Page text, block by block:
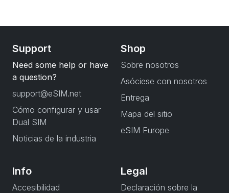
Support
Need some help or have
a question?
support@eSIM.net
Cómo configurar y usar
Dual SIM
Noticias de la industria
Shop
Sobre nosotros
Asóciese con nosotros
Entrega
Mapa del sitio
eSIM Europe
Info
Accesibilidad
Legal
Declaración sobre la